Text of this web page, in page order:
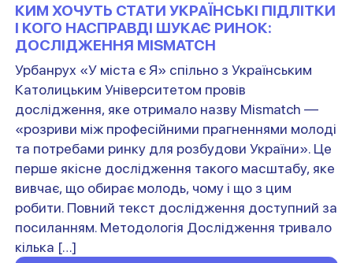
КИМ ХОЧУТЬ СТАТИ УКРАЇНСЬКІ ПІДЛІТКИ
І КОГО НАСПРАВДІ ШУКАЄ РИНОК:
ДОСЛІДЖЕННЯ MISMATCH
Урбанрух «У міста є Я» спільно з Українським
Католицьким Університетом провів
дослідження, яке отримало назву Mismatch —
«розриви між професійними прагненнями молоді
та потребами ринку для розбудови України». Це
перше якісне дослідження такого масштабу, яке
вивчає, що обирає молодь, чому і що з цим
робити. Повний текст дослідження доступний за
посиланням. Методологія Дослідження тривало
кілька […]